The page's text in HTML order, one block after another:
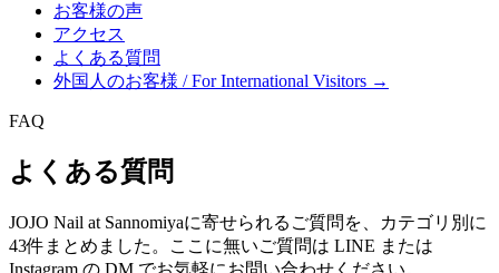
お客様の声
アクセス
よくある質問
外国人のお客様 / For International Visitors →
FAQ
よくある質問
JOJO Nail at Sannomiyaに寄せられるご質問を、カテゴリ別に
43件まとめました。ここに無いご質問は LINE または
Instagram の DM でお気軽にお問い合わせください。